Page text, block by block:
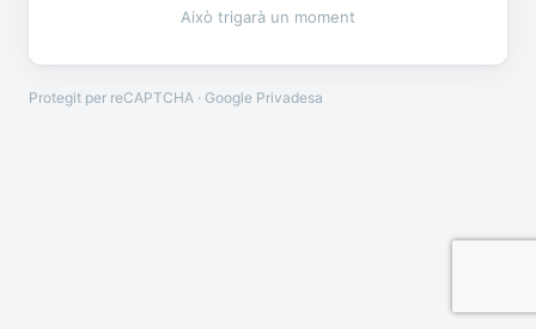
Això trigarà un moment
Protegit per reCAPTCHA · Google Privadesa